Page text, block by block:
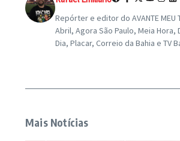
Repórter e editor do AVANTE
Abril, Agora São Paulo, Meia
Dia, Placar, Correio da Bahia e TV
Mais Notícias